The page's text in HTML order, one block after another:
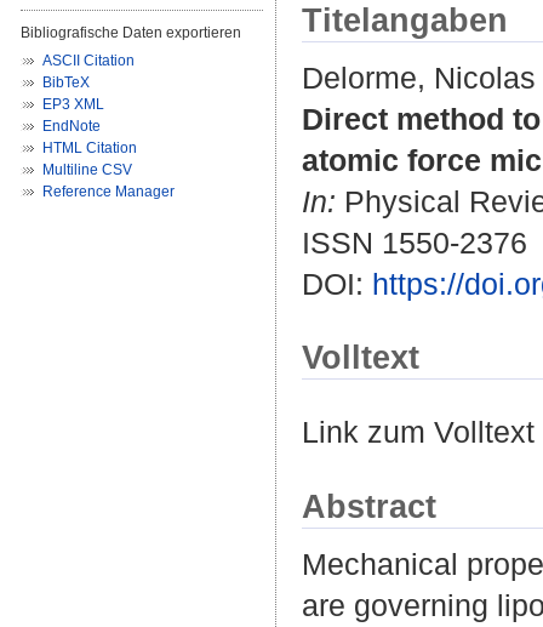
Bibliografische Daten exportieren
ASCII Citation
BibTeX
EP3 XML
EndNote
HTML Citation
Multiline CSV
Reference Manager
Titelangaben
Delorme, Nicolas
Direct method
atomic force
In: Physical
ISSN 1550-2376
DOI: https://
Volltext
Link zum
Abstract
Mechanical
are governing